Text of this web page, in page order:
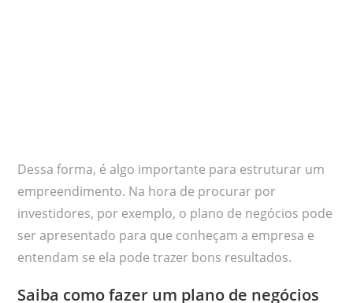
Dessa forma, é algo importante para estruturar um
empreendimento. Na hora de procurar por
investidores, por exemplo, o plano de negócios pode
ser apresentado para que conheçam a empresa e
entendam se ela pode trazer bons resultados.
Saiba como fazer um plano de negócios